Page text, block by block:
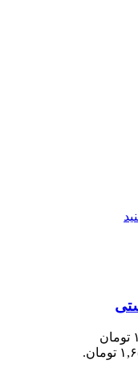
قیمت اصلی: ۱,۸۵۰,۰۰۰ تومان